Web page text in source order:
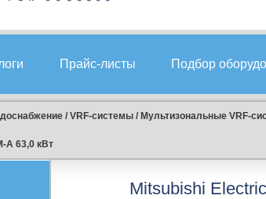
Прайс-листы Подбор
/ VRF-системы / Мультизональные VRF-
A 63,0 кВт
Mitsubishi